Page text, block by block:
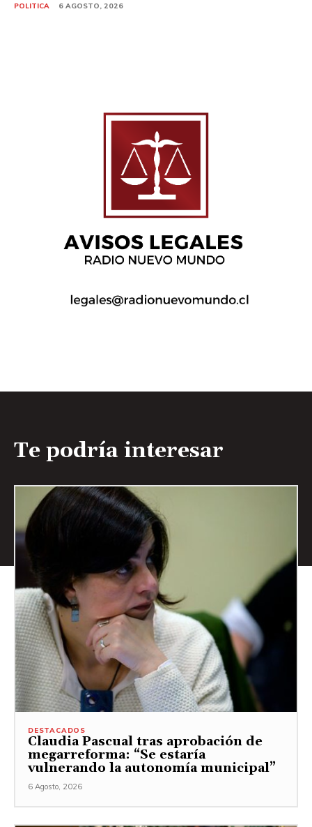
POLITICA 6 AGOSTO, 2026
Te podría interesar
DESTACADOS
Claudia Pascual tras aprobación de
megarreforma: “Se estaría
vulnerando la autonomía municipal”
6 Agosto, 2026